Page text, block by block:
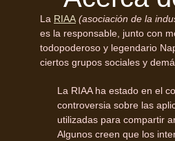
La RIAA (asociación de la
es la responsable, junto con
todopoderoso y legendario
ciertos grupos sociales y
La RIAA ha estado en el
controversia sobre las
utilizadas para compartir
Algunos creen que los